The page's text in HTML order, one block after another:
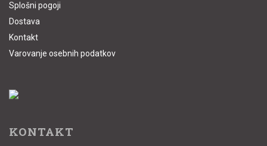
Splošni pogoji
Dostava
Kontakt
Varovanje osebnih podatkov
KONTAKT